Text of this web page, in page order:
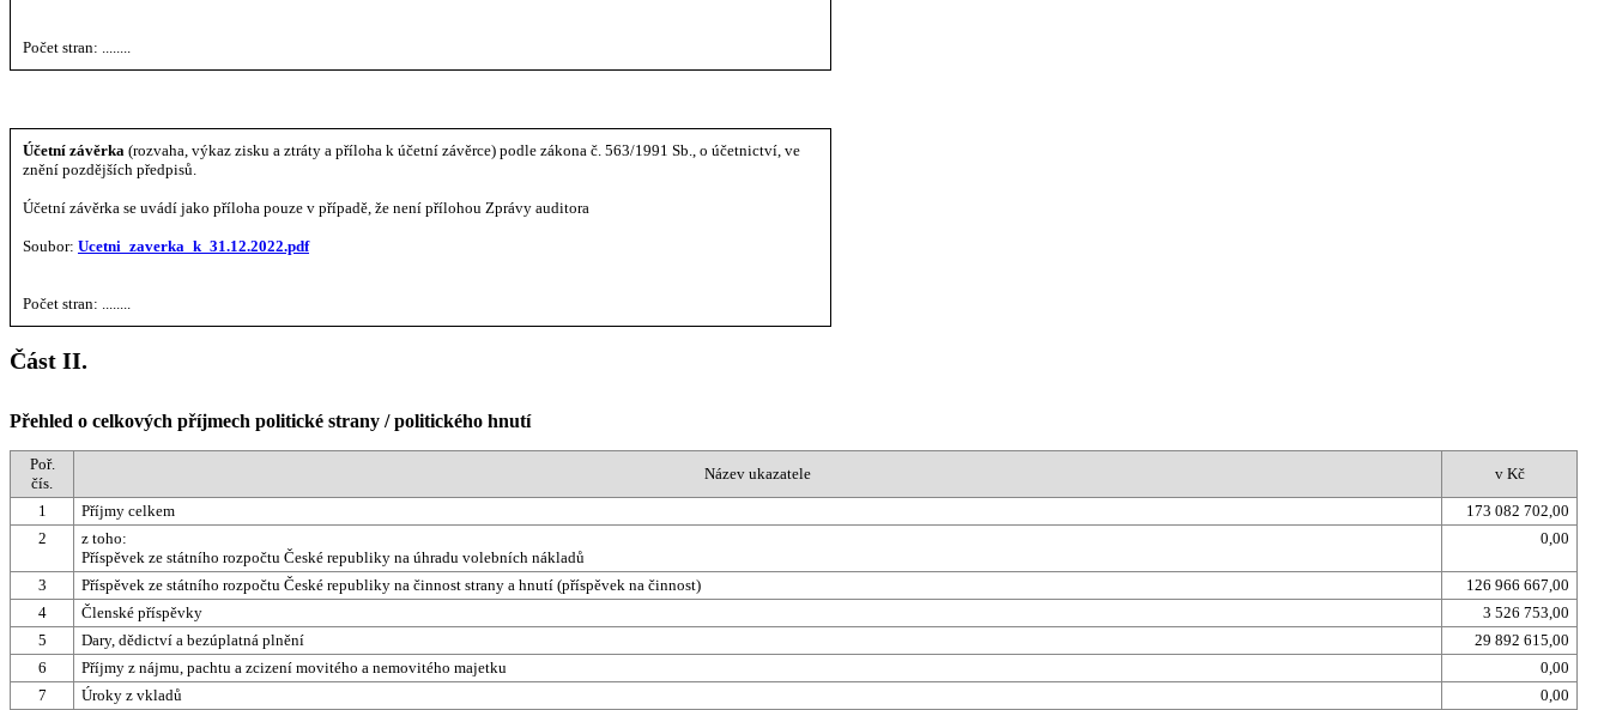
Počet stran: ........
Účetní závěrka (rozvaha, výkaz zisku a ztráty a příloha k účetní závěrce) podle zákona č. 563/1991 Sb., o účetnictví, ve
znění pozdějších předpisů.
Účetní závěrka se uvádí jako příloha pouze v případě, že není přílohou Zprávy auditora
Soubor: Ucetni_zaverka_k_31.12.2022.pdf
Počet stran: ........
Část II.
Přehled o celkových příjmech politické strany / politického hnutí
Poř.
čís.
Název ukazatele v Kč
1 Příjmy celkem
173 082 702,00
2
z toho:
Příspěvek ze státního rozpočtu České republiky na úhradu volebních nákladů
0,00
3 Příspěvek ze státního rozpočtu České republiky na činnost strany a hnutí (příspěvek na činnost)
126 966 667,00
4
Členské příspěvky
3 526 753,00
5
Dary, dědictví a bezúplatná plnění
29 892 615,00
6
Příjmy z nájmu, pachtu a zcizení movitého a nemovitého majetku
0,00
7
Úroky z vkladů
0,00